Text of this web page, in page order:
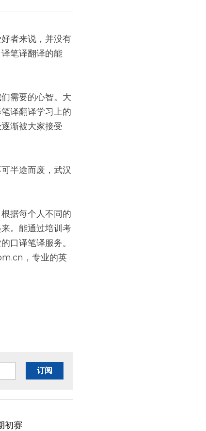
者来说，并没有
笔译翻译的能
需要的心智。大
译翻译学习上的
渐被大家接受
半途而废，武汉
据每个人不同的
。能通过培训考
口译笔译服务。
，专业的英
订阅
初赛